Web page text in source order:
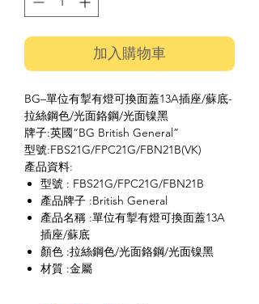
加入購物車
BG–單位有掣有燈可換面蓋13A插座/蘇底-
拉絲鋼色/光面鉻鋼/光面镍黑
牌子:英國“BG British General”
型號:FBS21G/FPC21G/FBN21B(VK)
產品資料:
型號 : FBS21G/FPC21G/FBN21B
產品牌子 :British General
產品名稱 :單位有掣有燈可換面蓋13A
插座/蘇底
顏色 :拉絲鋼色/光面鉻鋼/光面镍黑
材質 :金屬